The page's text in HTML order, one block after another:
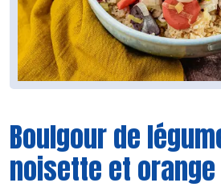
Boulgour de
noisette et orange